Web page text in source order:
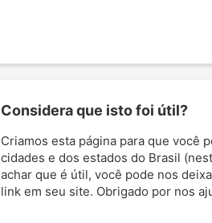
Considera que isto foi útil?
Criamos esta página para que você
cidades e dos estados do Brasil
achar que é útil, você pode nos
link em seu site. Obrigado por nos